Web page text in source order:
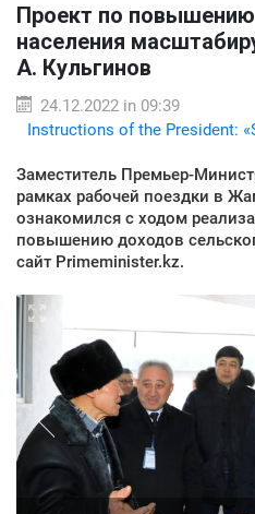
Проект по
населения
А. Кульгинов
24.12.2022 in 09:39
Instructions of the President:
Заместитель Премьер-
рамках рабочей поездки в
ознакомился с ходом
повышению доходов
сайт Рrimeminister.kz.